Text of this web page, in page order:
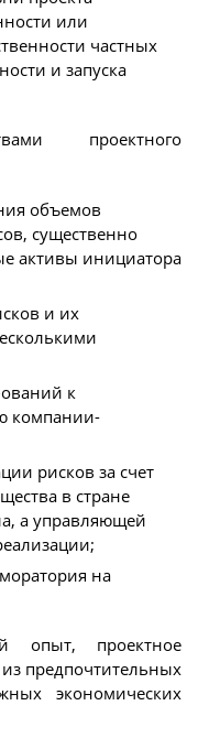
или
частных
и запуска
проектного
объемов
существенно
активы инициатора
и их
к
компании-
рисков за счет
в стране
а управляющей
на
опыт, проектное
предпочтительных
экономических